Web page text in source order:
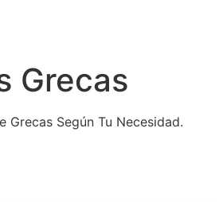
Grecas
Grecas Según Tu Necesidad.